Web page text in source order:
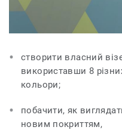
створити власний
використавши 8
кольори;
побачити, як
новим покриттям,